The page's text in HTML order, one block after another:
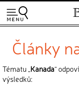
Články
Tématu „Kanada“
výsledků: